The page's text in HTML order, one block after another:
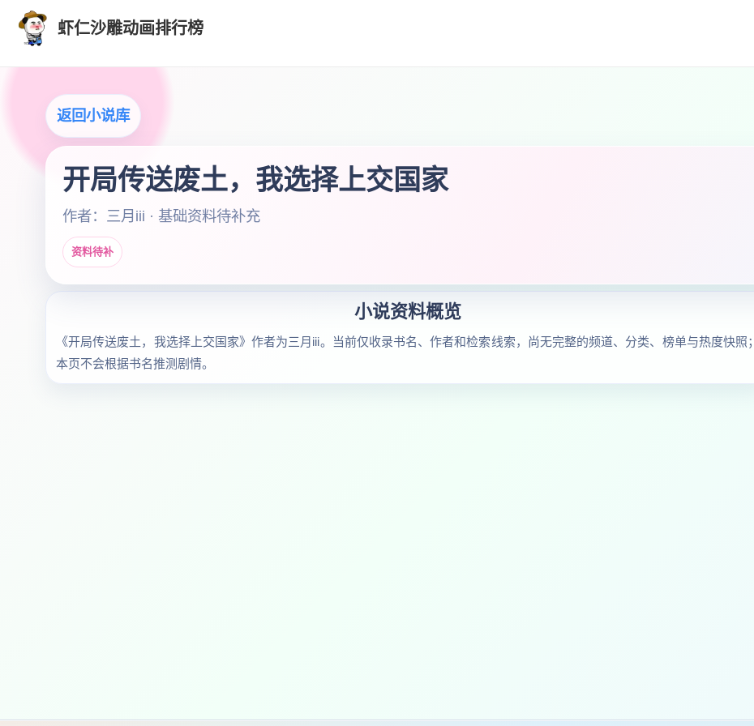
虾仁沙雕动画排行榜
返回小说库
开局传送废土，我选择上交国家
作者：三月iii · 基础资料待补充
资料待补
小说资料概览
《开局传送废土，我选择上交国家》作者为三月iii。当前仅收录书名、作者和检索线索，尚无完整的频道、分类、榜单与热度快照；
本页不会根据书名推测剧情。